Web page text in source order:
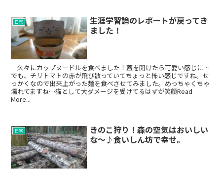
日常
生涯学習論のレポートが戻ってき
ました！
久々にカップヌードルを食べました！蓋を開けたら可愛い感じに…
でも、チリトマトの赤が飛び散っていてちょっと怖い感じですね。せ
っかくなので出来上がった麺を食べさせてみました。めっちゃくちゃ
濡れてますね…猫として大ダメージを受けてるはずが笑顔Read
More...
日常
きのこ狩り！森の空気はおいしい
な～♪食いしん坊で幸せ。